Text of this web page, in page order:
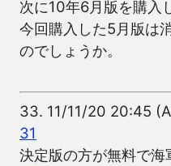
次に10年6月版を購入
今回購入した5月版は
のでしょうか。
33. 11/11/20 20:45
31
決定版の方が無料で海